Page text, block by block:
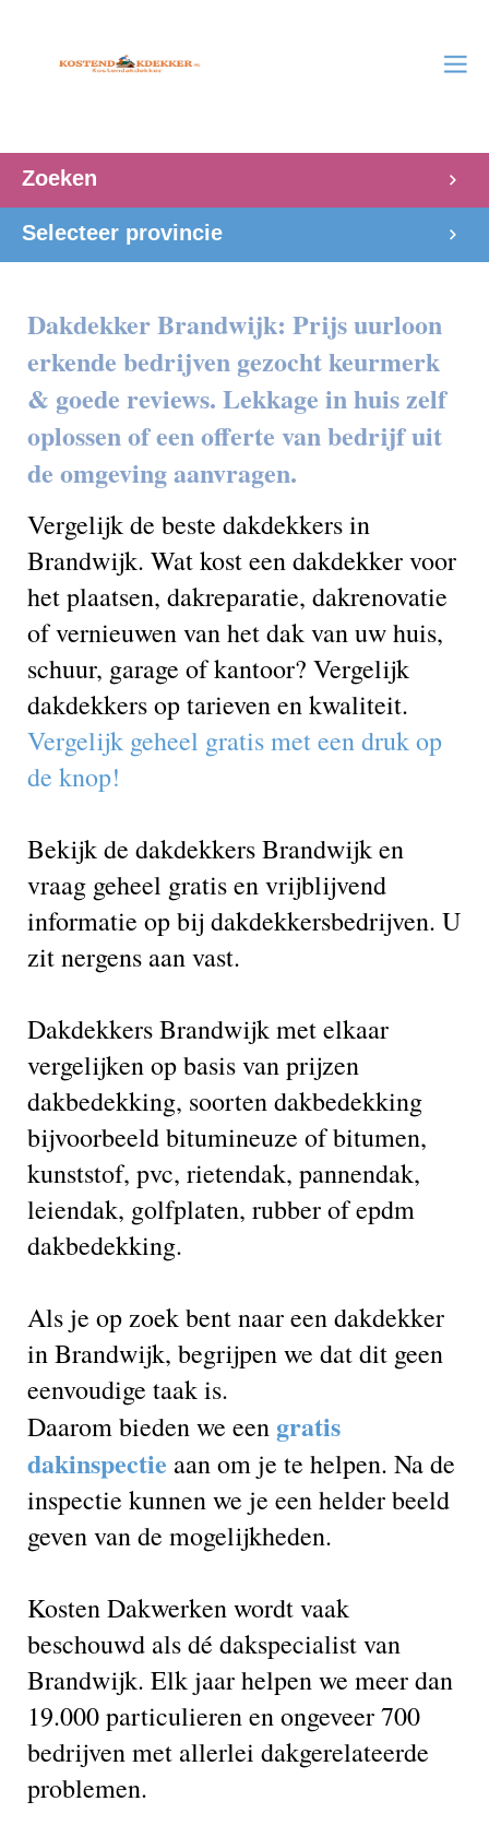
Zoeken
Selecteer provincie
Dakdekker Brandwijk: Prijs uurloon
erkende bedrijven gezocht keurmerk
& goede reviews. Lekkage in huis zelf
oplossen of een offerte van bedrijf uit
de omgeving aanvragen.
Vergelijk de beste dakdekkers in
Brandwijk. Wat kost een dakdekker voor
het plaatsen, dakreparatie, dakrenovatie
of vernieuwen van het dak van uw huis,
schuur, garage of kantoor? Vergelijk
dakdekkers op tarieven en kwaliteit.
Vergelijk geheel gratis met een druk op
de knop!
Bekijk de dakdekkers Brandwijk en
vraag geheel gratis en vrijblijvend
informatie op bij dakdekkersbedrijven. U
zit nergens aan vast.
Dakdekkers Brandwijk met elkaar
vergelijken op basis van prijzen
dakbedekking, soorten dakbedekking
bijvoorbeeld bitumineuze of bitumen,
kunststof, pvc, rietendak, pannendak,
leiendak, golfplaten, rubber of epdm
dakbedekking.
Als je op zoek bent naar een dakdekker
in Brandwijk, begrijpen we dat dit geen
eenvoudige taak is.
Daarom bieden we een gratis
dakinspectie aan om je te helpen. Na de
inspectie kunnen we je een helder beeld
geven van de mogelijkheden.
Kosten Dakwerken wordt vaak
beschouwd als dé dakspecialist van
Brandwijk. Elk jaar helpen we meer dan
19.000 particulieren en ongeveer 700
bedrijven met allerlei dakgerelateerde
problemen.